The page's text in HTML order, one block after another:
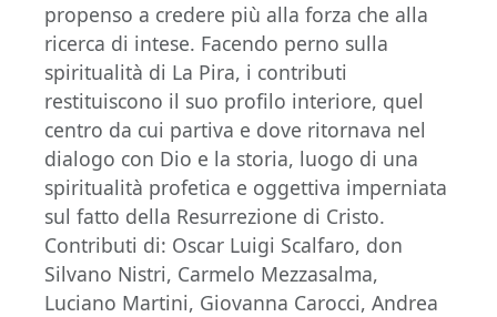
propenso a credere più alla forza che alla
ricerca di intese. Facendo perno sulla
spiritualità di La Pira, i contributi
restituiscono il suo profilo interiore, quel
centro da cui partiva e dove ritornava nel
dialogo con Dio e la storia, luogo di una
spiritualità profetica e oggettiva imperniata
sul fatto della Resurrezione di Cristo.
Contributi di: Oscar Luigi Scalfaro, don
Silvano Nistri, Carmelo Mezzasalma,
Luciano Martini, Giovanna Carocci, Andrea